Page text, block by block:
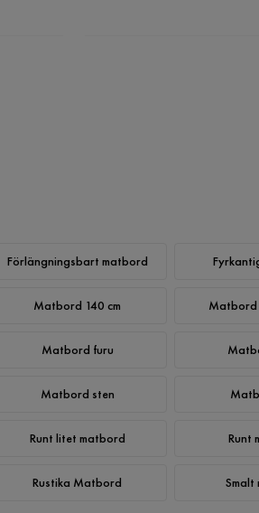
Förlängningsbart matbord
Matbord 140 cm Matbord
Matbord furu
Matbord sten
Runt litet matbord Runt
Rustika Matbord Smalt